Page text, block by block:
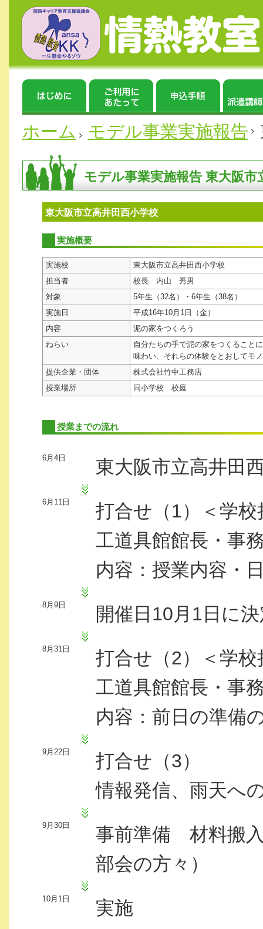
ホーム モデル事業実施報告
モデル事業実施報告 東大阪市
東大阪市立高井田西小学校
実施概要
実施校
東大阪市立高井田西小学校
担当者
校長 内山 秀男
対象
5年生（32名）・6年生（38名）
実施日
平成16年10月1日（金）
内容
泥の家をつくろう
ねらい
自分たちの手で泥の家をつくること
味わい、それらの体験をとおしてモ
提供企業・団体
株式会社竹中工務店
授業場所
同小学校 校庭
授業までの流れ
6月4日 東大阪市立高井田
6月11日
打合せ（1）＜学
工道具館館長・事
内容：授業内容・
8月9日 開催日10月1日に
8月31日
打合せ（2）＜学
工道具館館長・事
内容：前日の準備
9月22日
打合せ（3）
情報発信、雨天へ
9月30日
事前準備 材料搬
部会の方々）
10月1日
実施